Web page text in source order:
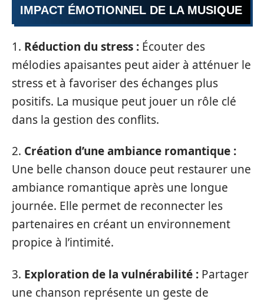
IMPACT ÉMOTIONNEL DE LA MUSIQUE
1. Réduction du stress : Écouter des
mélodies apaisantes peut aider à atténuer le
stress et à favoriser des échanges plus
positifs. La musique peut jouer un rôle clé
dans la gestion des conflits.
2. Création d’une ambiance romantique :
Une belle chanson douce peut restaurer une
ambiance romantique après une longue
journée. Elle permet de reconnecter les
partenaires en créant un environnement
propice à l’intimité.
3. Exploration de la vulnérabilité : Partager
une chanson représente un geste de